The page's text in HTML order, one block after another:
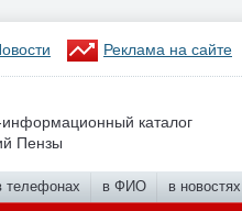
Реклама на сайте
каталог
Пензы
телефонах в ФИО в новостях